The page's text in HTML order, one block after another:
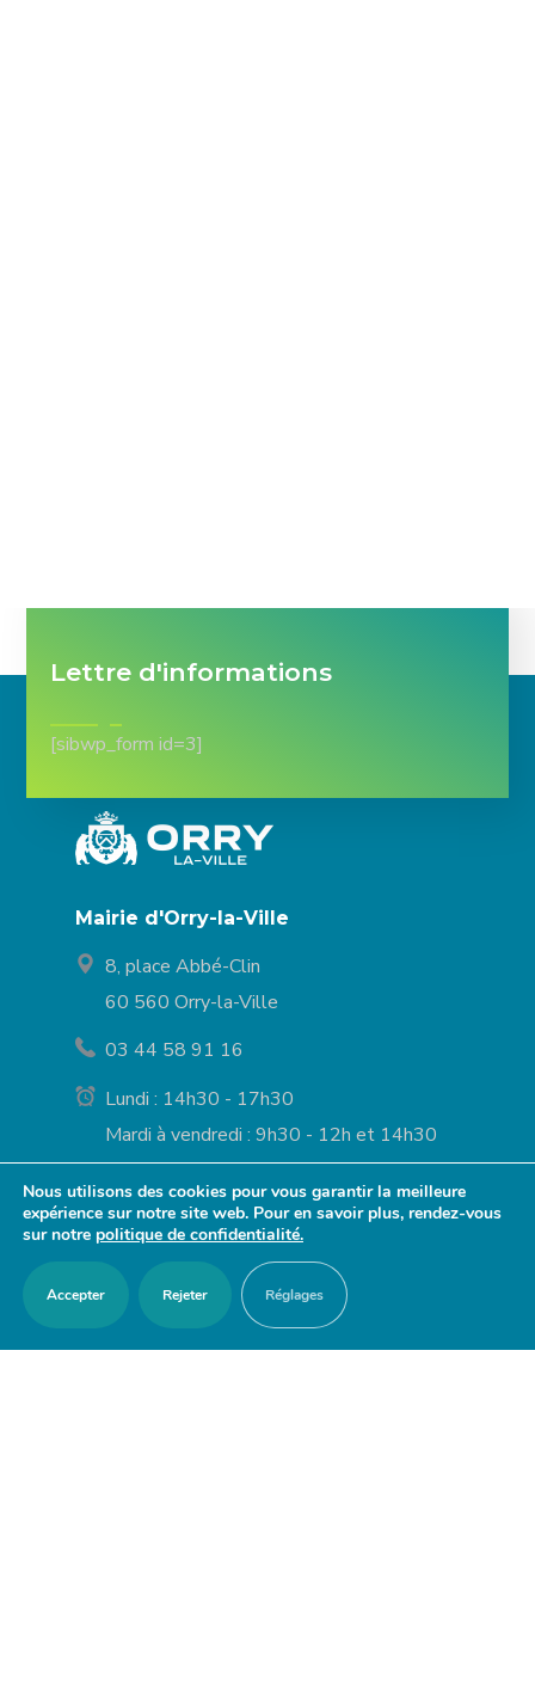
Lettre d'informations
[sibwp_form id=3]
Mairie d'Orry-la-Ville
8, place Abbé-Clin
60 560 Orry-la-Ville
03 44 58 91 16
Lundi : 14h30 - 17h30
Mardi à vendredi : 9h30 - 12h et 14h30
- 17h30
Samedi : 9h30 - 12h
Nous utilisons des cookies pour vous garantir la meilleure
expérience sur notre site web. Pour en savoir plus, rendez-vous
sur notre politique de confidentialité.
Accepter Rejeter Réglages